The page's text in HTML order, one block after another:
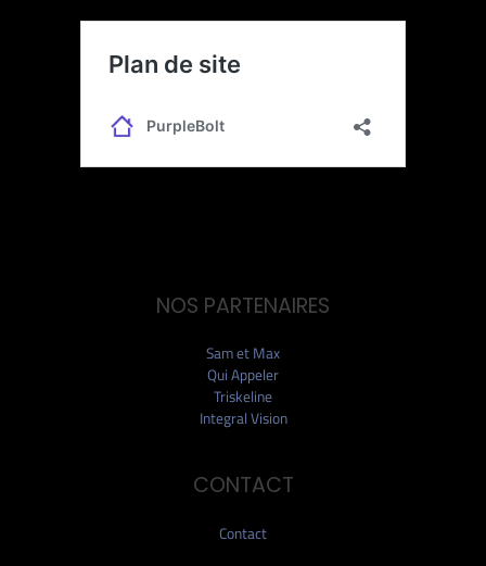
NOS PARTENAIRES
Sam et Max
Qui Appeler
Triskeline
Integral Vision
CONTACT
Contact